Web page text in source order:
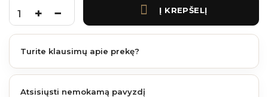
produkto kiekis: Fiberdeck essential F profilis light grey 3 m. 35x45 mm
Į KREPŠELĮ
Turite klausimų apie prekę?
Atsisiųsti nemokamą pavyzdį